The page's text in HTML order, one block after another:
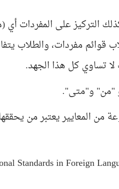
التركيز على المفردات أي
مفردات، والطلاب
لا تساوي كل هذا الجهد.
و "من" و"متى".
من المعايير يعتبر من
Standards in Foreign